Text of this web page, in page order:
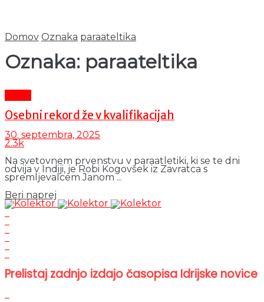
Domov Oznaka paraateltika
Oznaka: paraateltika
Osebni rekord že v kvalifikacijah
30. septembra, 2025
2.3k
Na svetovnem prvenstvu v paraatletiki, ki se te dni
odvija v Indiji, je Robi Kogovšek iz Zavratca s
spremljevalcem Janom ...
Beri naprej
Prelistaj zadnjo izdajo časopisa Idrijske novice